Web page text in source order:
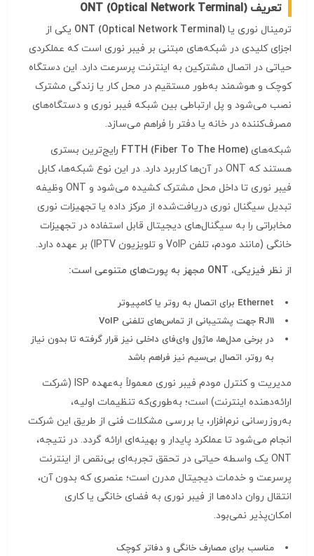
تعریف ONT (Optical Network Terminal)
ترمینال نوری یا ONT (Optical Network Terminal) یکی از
اجزای کلیدی در شبکه‌های مبتنی بر فیبر نوری است که عملکردی
حیاتی در اتصال مشترکین به اینترنت پرسرعت دارد. این دستگاه
کوچک و هوشمند به‌طور مستقیم در محل کار یا زندگی مشترک
نصب می‌شود و پل ارتباطی بین شبکه فیبر نوری و دستگاه‌های
مصرف‌کننده در خانه یا دفتر را فراهم می‌سازد.
شبکه‌های FTTH (Fiber To The Home) رایج‌ترین بستری
هستند که ONT در آن‌ها کاربرد دارد. در این نوع شبکه‌ها، کابل
فیبر نوری تا داخل محل مشترک کشیده می‌شود و ONT وظیفه
تبدیل سیگنال نوری دریافت‌شده از مرکز داده یا تجهیزات نوری
مخابراتی را به سیگنال‌های دیجیتال قابل استفاده در تجهیزات
خانگی (مانند مودم، تلفن VoIP و تلویزیون IPTV) بر عهده دارد.
از نظر فیزیکی، ONT مجهز به پورت‌های متنوعی است:
Ethernet برای اتصال به روتر یا کامپیوتر
RJ11 جهت پشتیبانی از تماس‌های تلفنی VoIP
در برخی مدل‌ها، ماژول وای‌فای داخلی نیز قرار گرفته تا بدون نیاز
به روتر، اتصال بی‌سیم نیز فراهم باشد
مدیریت و کنترل مودم فیبر نوری معمولاً به‌عهده ISP (شرکت
ارائه‌دهنده اینترنت) است؛ به‌طوری‌که تنظیمات اولیه،
به‌روزرسانی نرم‌افزار، یا بررسی مشکلات فنی از طریق این شرکت
انجام می‌شود تا عملکرد پایدار و بهینه‌ای ارائه گردد. در نتیجه،
ONT یک واسطه حیاتی در تحقق تجربه‌ای بی‌نقص از اینترنت
پرسرعت و خدمات دیجیتال مدرن است؛ عنصری که بدون آن،
انتقال روان داده‌ها از فیبر نوری به فضای خانگی یا کاری
امکان‌پذیر نمی‌بود.
مناسب برای مصارف خانگی و دفاتر کوچک